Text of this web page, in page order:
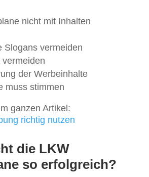
nicht mit Inhalten
Slogans vermeiden
vermeiden
der Werbeinhalte
muss stimmen
ganzen Artikel:
richtig nutzen
die LKW
so erfolgreich?